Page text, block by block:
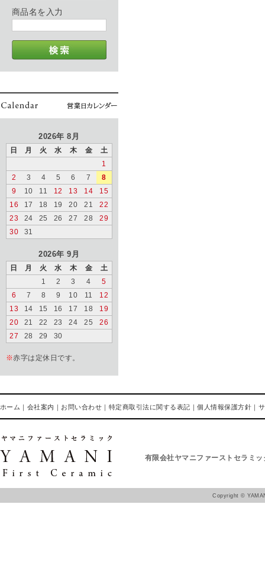
商品名を入力
2026年 8月
日 月 火 水 木 金
土
1
2
3 4 5 6 7
8
9
10 11 12 13 14
15
16
17 18 19 20 21
22
23
24 25 26 27 28
29
30
31
2026年 9月
日 月 火 水 木 金
土
1
2 3 4
5
6
7 8 9 10 11
12
13
14 15 16 17 18
19
20
21 22 23 24 25
26
27
28 29 30
※赤字は定休日です。
ホーム ｜ 会社案内 ｜ お問い合わせ ｜ 特定商取引法に関する表記 ｜個人情報保護方針 ｜
有限会社ヤマニファーストセラミッ
Copyright ©